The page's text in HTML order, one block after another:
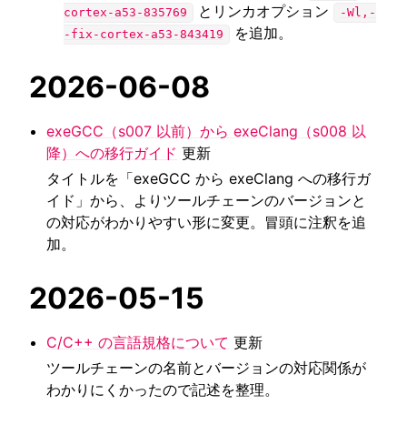
cortex-a53-835769
とリンカオプション
-Wl,-
-fix-cortex-a53-843419
を追加。
2026-06-08
exeGCC（s007 以前）から exeClang（s008 以
降）への移行ガイド 更新
タイトルを「exeGCC から exeClang への移行ガ
イド」から、よりツールチェーンのバージョンと
の対応がわかりやすい形に変更。冒頭に注釈を追
加。
2026-05-15
C/C++ の言語規格について 更新
ツールチェーンの名前とバージョンの対応関係が
わかりにくかったので記述を整理。